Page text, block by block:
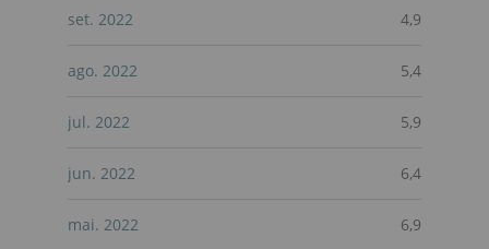
set. 2022 4,9
ago. 2022 5,4
jul. 2022 5,9
jun. 2022 6,4
mai. 2022 6,9